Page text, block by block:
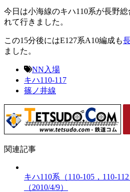
今日は小海線のキハ110系が長野
れて行きました。
この15分後にはE127系A10編成も
ました。
NN入場
キハ110-117
篠ノ井線
関連記事
キハ110系（110-105，110-
（2010/4/9）